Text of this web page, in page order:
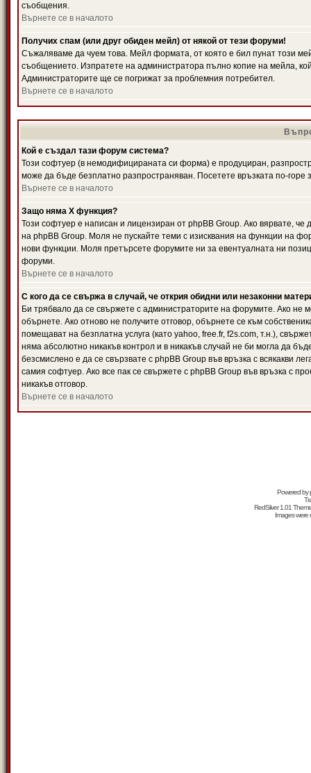
съобщения.
Върнете се в началото
Получих спам (или друг обиден мейл) от някой от тези форуми!
Съжаляваме да чуем това. Мейл формата, от която е бил пунат този
съобщението. Изпратете на администратора пълно копие на мейла,
Администраторите ще се погрижат за проблемния потребител.
Върнете се в началото
Кой е създал тази форум система?
Този софтуер (в немодифицираната си форма) е продуциран,
може да бъде безплатно разпространяван. Посетете връзката по-горе
Върнете се в началото
Защо няма X функция?
Този софтуер е написан и лицензиран от phpBB Group. Ако вярвате,
на phpBB Group. Моля не пускайте теми с изисквания на функции на
нови функции. Моля претърсете форумите ни за евентуалната ни
форуми.
Върнете се в началото
С кого да се свържа в случай, че открия обидни или незаконни
Би трябвало да се свържете с администраторите на форумите. Ако не
обърнете. Ако отново не получите отговор, обърнете се към
помещават на безплатна услуга (като yahoo, free.fr, f2s.com, т.н.),
няма абсолютно никакъв контрол и в никакъв случай не би могла да
безсмислено е да се свързвате с phpBB Group във връзка с всякакви
самия софтуер. Ако все пак се свържете с phpBB Group във връзка с
никакъв отговор.
Върнете се в началото
Powered by
RedSilver 1.01
Images were